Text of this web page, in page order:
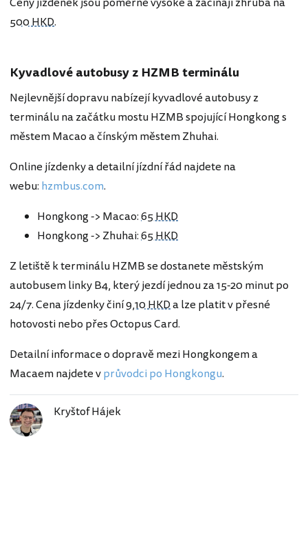
500 HKD.
Kyvadlové autobusy z HZMB terminálu
Nejlevnější dopravu nabízejí kyvadlové autobusy z
terminálu na začátku mostu HZMB spojující Hongkong s
městem Macao a čínským městem Zhuhai.
Online jízdenky a detailní jízdní řád najdete na
webu: hzmbus.com.
Hongkong -> Macao:65 HKD
Hongkong -> Zhuhai:65 HKD
Z letiště k terminálu HZMB se dostanete městským
autobusem linky B4, který jezdí jednou za 15-20 minut po
24/7. Cena jízdenky činí9,10 HKDa lze platit v přesné
hotovosti nebo přes Octopus Card.
Detailní informace o dopravě mezi Hongkongem a
Macaem najdete vprůvodci po Hongkongu.
Kryštof Hájek